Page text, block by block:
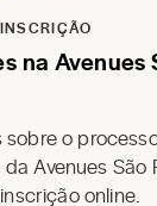
na Avenues
sobre o
daAvenues São
online.